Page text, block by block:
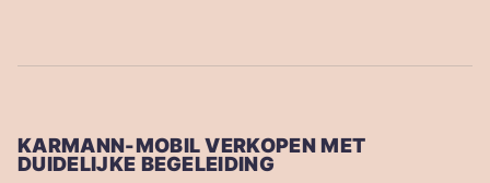
KARMANN-MOBIL VERKOPEN MET
DUIDELIJKE BEGELEIDING